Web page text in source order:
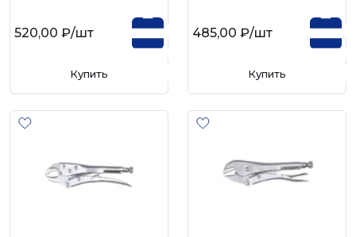
520,00 ₽/шт
Купить
485,00 ₽/шт
Купить